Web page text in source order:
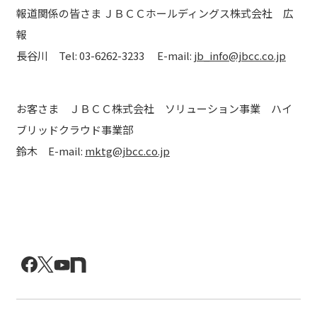
報道関係の皆さま ＪＢＣＣホールディングス株式会社 広
報
長谷川 Tel: 03-6262-3233 E-mail: jb_info@jbcc.co.jp
お客さま ＪＢＣＣ株式会社 ソリューション事業 ハイ
ブリッドクラウド事業部
鈴木 E-mail: mktg@jbcc.co.jp